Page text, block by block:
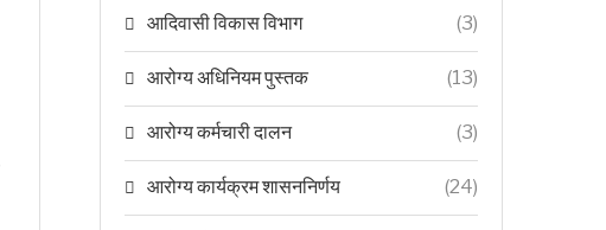
आदिवासी विकास विभाग (3)
आरोग्य अधिनियम पुस्तक (13)
आरोग्य कर्मचारी दालन (3)
आरोग्य कार्यक्रम शासननिर्णय (24)